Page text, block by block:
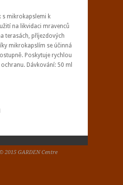
s mikrokapslemi k
na likvidaci mravenců
terasách, příjezdových
mikrokapslím se účinná
Poskytuje rychlou
Dávkování: 50 ml
2015 GARDEN Centre